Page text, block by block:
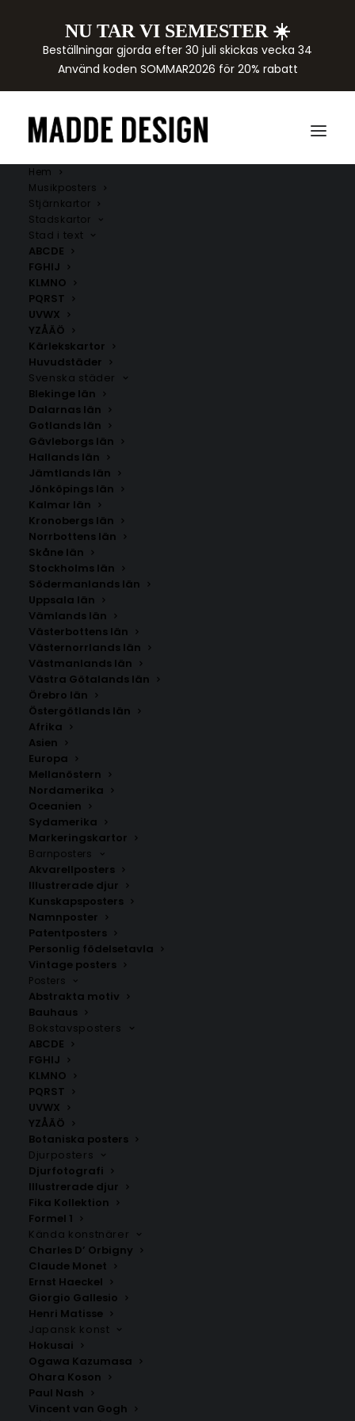
NU TAR VI SEMESTER ☀️
Beställningar gjorda efter 30 juli skickas vecka 34
Använd koden SOMMAR2026 för 20% rabatt
Hem
Musikposters
Stjärnkartor
Stadskartor
Stad i text
ABCDE
FGHIJ
KLMNO
PQRST
UVWX
YZÅÄÖ
Kärlekskartor
Huvudstäder
Svenska städer
Blekinge län
Dalarnas län
Gotlands län
Gävleborgs län
Hallands län
Jämtlands län
Jönköpings län
Kalmar län
Kronobergs län
Norrbottens län
Skåne län
Stockholms län
Södermanlands län
Uppsala län
Vämlands län
Västerbottens län
Västernorrlands län
Västmanlands län
Västra Götalands län
Örebro län
Östergötlands län
Afrika
Asien
Europa
Mellanöstern
Nordamerika
Oceanien
Sydamerika
Markeringskartor
Barnposters
Akvarellposters
Illustrerade djur
Kunskapsposters
Namnposter
Patentposters
Personlig födelsetavla
Vintage posters
Posters
Abstrakta motiv
Bauhaus
Bokstavsposters
ABCDE
FGHIJ
KLMNO
PQRST
UVWX
YZÅÄÖ
Botaniska posters
Djurposters
Djurfotografi
Illustrerade djur
Fika Kollektion
Formel 1
Kända konstnärer
Charles D’ Orbigny
Claude Monet
Ernst Haeckel
Giorgio Gallesio
Henri Matisse
Japansk konst
Hokusai
Ogawa Kazumasa
Ohara Koson
Paul Nash
Vincent van Gogh
Vänge
Storlek
350.00kr
Handritad karta över Vänge i
Välj mellan fyra olika storlekar: 50×70 cm, 40×50 cm,
30×40 cm och 21×30 cm.
Uppsala kommun ,Uppsala län
ANDRA KÖPTE ÄVEN
Alunda
Fr. 200.00